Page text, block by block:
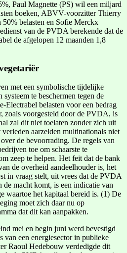
Paul Magnette (PS) wil een miljard
boeken, ABVV-voorzitter Thierry
belasten en Sofie Merckx
van de PVDA berekende dat de
de afgelopen 12 maanden 1,8
met een symbolische tijdelijke
te beschermen tegen de
Electrabel belasten voor een bedrag
zoals voorgesteld door de PVDA, is
zal dit niet toelaten zonder zich uit
aarzelden multinationals niet
de bevoorrading. De regels van
toe om schaarste te
zeep te helpen. Het feit dat de bank
de overheid aandeelhouder is, het
in vraag stelt, uit vrees dat de PVDA
macht komt, is een indicatie van
waartoe het kapitaal bereid is. (1) De
moet zich daar nu op
dat dit kan aanpakken.
mei en begin juni werd bevestigd
van een energiesector in publieke
Raoul Hedebouw verdedigde dit